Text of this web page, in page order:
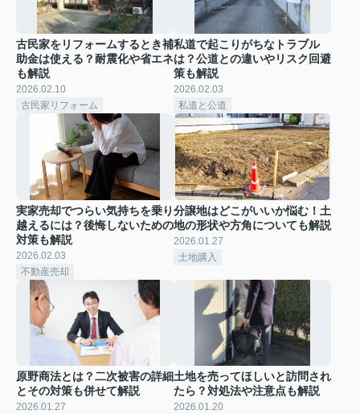
古民家をリフォームするとき補
助金は使える？耐震化や省エネ
も解説
2026.02.10
古民家リフォーム
私道で起こりがちなトラブル
は？公道との違いやリスク回避
策も解説
2026.02.03
私道と公道
実家売却でつらい気持ちを乗り
越えるには？後悔しないための
対策も解説
2026.02.03
不動産売却
分譲地はどこがいいか悩む！土
地の形状や方角についても解説
2026.01.27
土地購入
原野商法とは？二次被害の詳細
とその対策も併せて解説
2026.01.27
土地を売ってほしいと訪問され
たら？対処法や注意点も解説
2026.01.20